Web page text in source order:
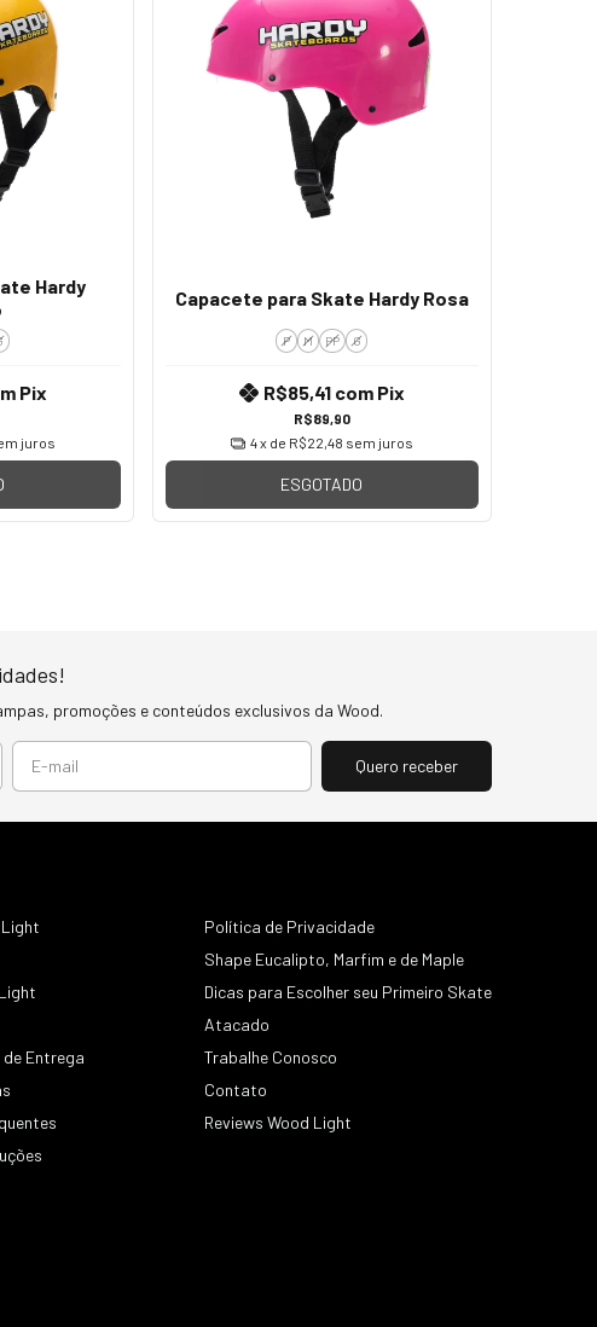
Hardy
Pix
juros
Capacete para Skate Hardy Rosa
P M PP G
R$89,90
R$85,41 com Pix
4x de R$22,48 sem juros
ESGOTADO
promoções e conteúdos exclusivos da Wood.
de Entrega
Política de Privacidade
Shape Eucalipto, Marfim e de Maple
Dicas para Escolher seu Primeiro Skate
Atacado
Trabalhe Conosco
Contato
Reviews Wood Light